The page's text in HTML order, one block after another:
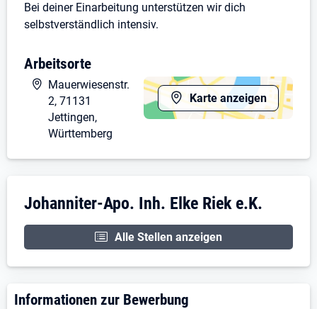
Bei deiner Einarbeitung unterstützen wir dich
selbstverständlich intensiv.
Arbeitsorte
Karte anzeigen
Mauerwiesenstr.
2, 71131
Jettingen,
Württemberg
Unternehmensdarstellung: Johanniter-
Johanniter-Apo. Inh. Elke Riek e.K.
Alle Stellen anzeigen
Informationen zur Bewerbung